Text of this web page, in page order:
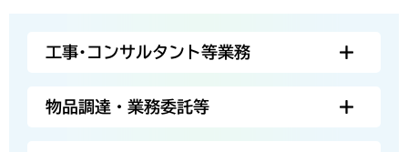
工事･コンサルタント等業務
物品調達・業務委託等